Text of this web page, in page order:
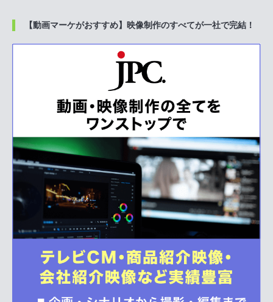
【動画マーケがおすすめ】映像制作のすべてが一社で完結！